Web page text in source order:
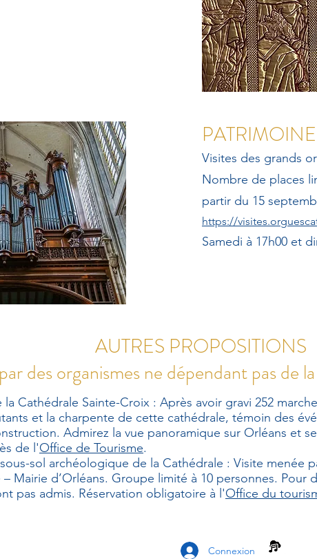
Visites des grands
Nombre de places
partir du 15
https://
Samedi à 17h00 et
AUTRES PROPOSITIONS
par des organismes ne dépendant pas de
la Cathédrale Sainte-Croix : Après avoir gravi 252
et la charpente de cette cathédrale, témoin des
Admirez la vue panoramique sur Orléans et
de l'Office de Tourisme.
sol archéologique de la Cathédrale : Visite menée
– Mairie d’Orléans. Groupe limité à 10 personnes. Pour
pas admis. Réservation obligatoire à l'Office du
Connexion